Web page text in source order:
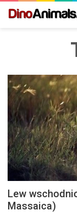
Lew
Massaica)